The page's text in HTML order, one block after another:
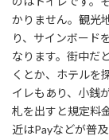
かりません。観光
り、サインボード
なります。街中だ
くとか、ホテルを
イレもあり、小銭
札を出すと規定料
近はPayなどが普